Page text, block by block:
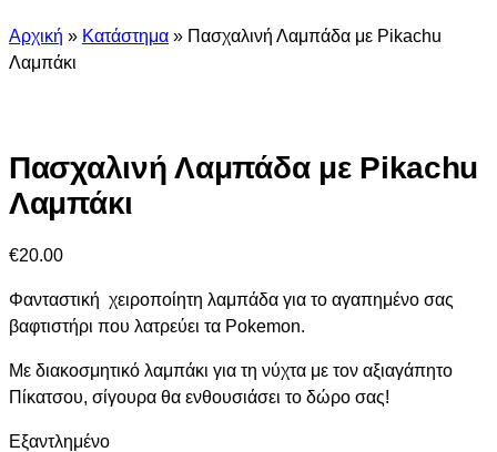
Αρχική » Κατάστημα » Πασχαλινή Λαμπάδα με Pikachu
Λαμπάκι
Πασχαλινή Λαμπάδα με Pikachu
Λαμπάκι
€20.00
Φανταστική χειροποίητη λαμπάδα για το αγαπημένο σας
βαφτιστήρι που λατρεύει τα Pokemon.
Με διακοσμητικό λαμπάκι για τη νύχτα με τον αξιαγάπητο
Πίκατσου, σίγουρα θα ενθουσιάσει το δώρο σας!
Εξαντλημένο